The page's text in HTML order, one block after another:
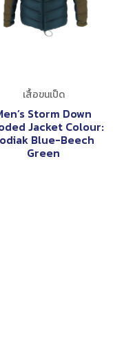
เสื้อขนเป็ด
Storm Down
Jacket Colour:
Blue-Beech
Green